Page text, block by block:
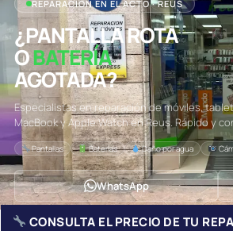
REPARACIÓN EN EL ACTO · REUS
¿PANTALLA ROTA
OBATERÍA
AGOTADA?
Especialistas en reparación de móviles,
MacBook y Apple Watch en Reus. Rápido y
Pantallas Baterías Daño por agua
WhatsApp
CONSULTA EL PRECIO DE TU